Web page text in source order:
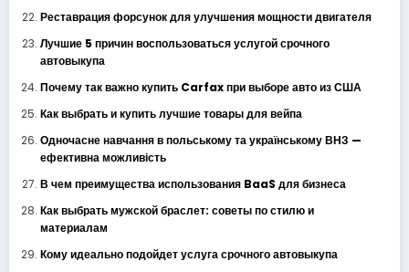
Реставрация форсунок для улучшения мощности двигателя
Лучшие 5 причин воспользоваться услугой срочного
автовыкупа
Почему так важно купить Carfax при выборе авто из США
Как выбрать и купить лучшие товары для вейпа
Одночасне навчання в польському та українському ВНЗ —
ефективна можливість
В чем преимущества использования BaaS для бизнеса
Как выбрать мужской браслет: советы по стилю и
материалам
Кому идеально подойдет услуга срочного автовыкупа